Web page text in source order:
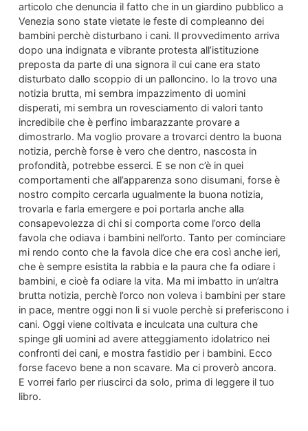
articolo che denuncia il fatto che in un giardino pubblico a
Venezia sono state vietate le feste di compleanno dei
bambini perchè disturbano i cani. Il provvedimento arriva
dopo una indignata e vibrante protesta all’istituzione
preposta da parte di una signora il cui cane era stato
disturbato dallo scoppio di un palloncino. Io la trovo una
notizia brutta, mi sembra impazzimento di uomini
disperati, mi sembra un rovesciamento di valori tanto
incredibile che è perfino imbarazzante provare a
dimostrarlo. Ma voglio provare a trovarci dentro la buona
notizia, perchè forse è vero che dentro, nascosta in
profondità, potrebbe esserci. E se non c’è in quei
comportamenti che all’apparenza sono disumani, forse è
nostro compito cercarla ugualmente la buona notizia,
trovarla e farla emergere e poi portarla anche alla
consapevolezza di chi si comporta come l’orco della
favola che odiava i bambini nell’orto. Tanto per cominciare
mi rendo conto che la favola dice che era così anche ieri,
che è sempre esistita la rabbia e la paura che fa odiare i
bambini, e cioè fa odiare la vita. Ma mi imbatto in un’altra
brutta notizia, perchè l’orco non voleva i bambini per stare
in pace, mentre oggi non li si vuole perchè si preferiscono i
cani. Oggi viene coltivata e inculcata una cultura che
spinge gli uomini ad avere atteggiamento idolatrico nei
confronti dei cani, e mostra fastidio per i bambini. Ecco
forse facevo bene a non scavare. Ma ci proverò ancora.
E vorrei farlo per riuscirci da solo, prima di leggere il tuo
libro.